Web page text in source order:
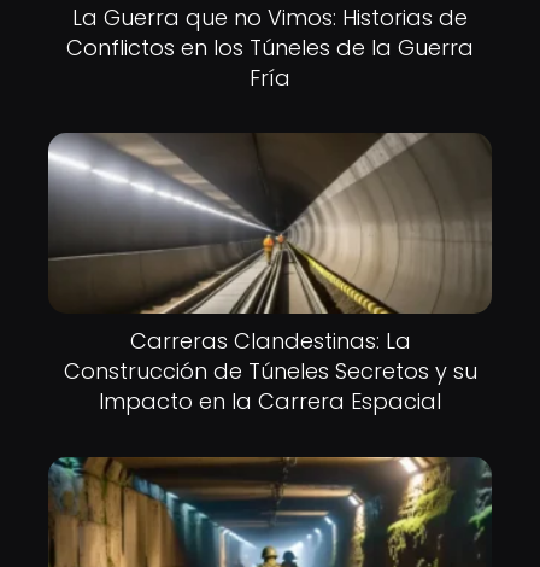
La Guerra que no Vimos: Historias de
Conflictos en los Túneles de la Guerra
Fría
Carreras Clandestinas: La
Construcción de Túneles Secretos y su
Impacto en la Carrera Espacial